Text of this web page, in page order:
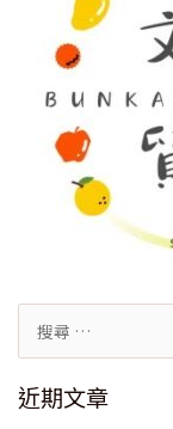
尋
關
近期文章